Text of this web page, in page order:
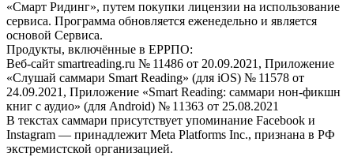
«Смарт Ридинг», путем покупки лицензии на использование
сервиса. Программа обновляется еженедельно и является
основой Сервиса.
Продукты, включённые в ЕРРПО:
Веб-сайт smartreading.ru № 11486 от 20.09.2021, Приложение
«Слушай саммари Smart Reading» (для iOS) № 11578 от
24.09.2021, Приложение «Smart Reading: саммари нон-фикшн
книг с аудио» (для Android) № 11363 от 25.08.2021
В текстах саммари присутствует упоминание Facebook и
Instagram — принадлежит Meta Platforms Inc., признана в РФ
экстремистской организацией.